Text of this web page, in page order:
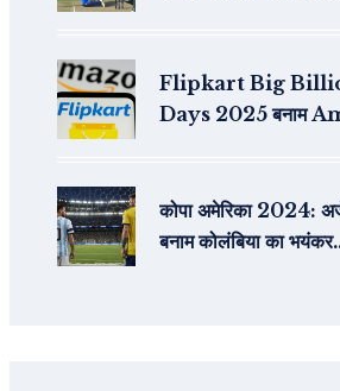
Flipkart Big
Days 2025 बनाम
रखें तैयार?
कोपा अमेरिका 2024:
बनाम कोलंबिया का भयंकर